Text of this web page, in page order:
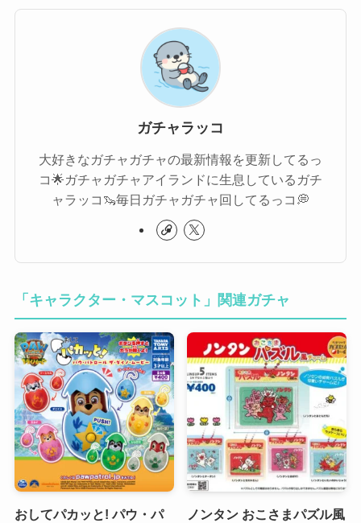
ガチャラッコ
大好きなガチャガチャの最新情報を更新してるっ
コ🌟ガチャガチャアイランドに生息しているガチ
ャラッコ🦦毎日ガチャガチャ回してるっコ💭
「キャラクター・マスコット」関連ガチャ
おしてパカッと! パウ・パ
ノンタン おこさまパズル風